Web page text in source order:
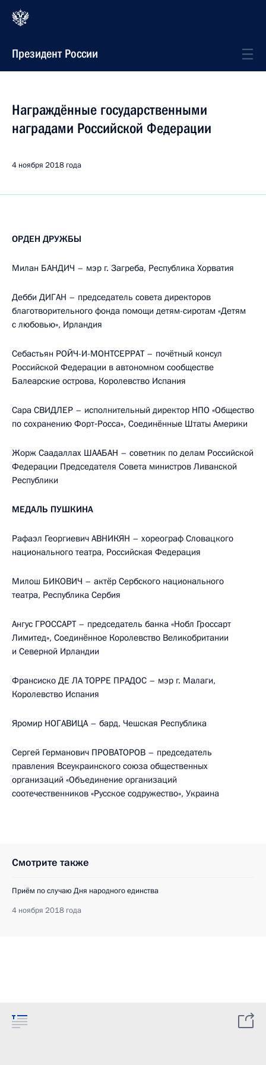
Президент России
Награждённые государственными
наградами Российской Федерации
4 ноября 2018 года
ОРДЕН ДРУЖБЫ
Милан БАНДИЧ – мэр г. Загреба, Республика Хорватия
Дебби ДИГАН – председатель совета директоров
благотворительного фонда помощи детям-сиротам «Детям
с любовью», Ирландия
Себастьян РОЙЧ-И-МОНТСЕРРАТ – почётный консул
Российской Федерации в автономном сообществе
Балеарские острова, Королевство Испания
Сара СВИДЛЕР – исполнительный директор НПО «Общество
по сохранению Форт‑Росса», Соединённые Штаты Америки
Жорж Саадаллах ШААБАН – советник по делам Российской
Федерации Председателя Совета министров Ливанской
Республики
МЕДАЛЬ ПУШКИНА
Рафаэл Георгиевич АВНИКЯН – хореограф Словацкого
национального театра, Российская Федерация
Милош БИКОВИЧ – актёр Сербского национального
театра, Республика Сербия
Ангус ГРОССАРТ – председатель банка «Нобл Гроссарт
Лимитед», Соединённое Королевство Великобритании
и Северной Ирландии
Франсиско ДЕ ЛА ТОРРЕ ПРАДОС – мэр г. Малаги,
Королевство Испания
Яромир НОГАВИЦА – бард, Чешская Республика
Сергей Германович ПРОВАТОРОВ – председатель
правления Всеукраинского союза общественных
организаций «Объединение организаций
соотечественников «Русское содружество», Украина
Смотрите также
Приём по случаю Дня народного единства
4 ноября 2018 года